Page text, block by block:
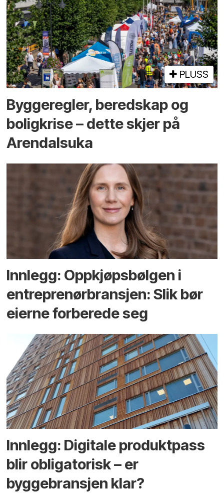
PLUSS
Bygge­regler, beredskap og
bolig­krise – dette skjer på
Arendals­uka
Innlegg: Oppkjøps­bølgen i
entreprenør­bransjen: Slik bør
eierne forberede seg
Innlegg: Digitale produktpass
blir obligatorisk – er
byggebransjen klar?